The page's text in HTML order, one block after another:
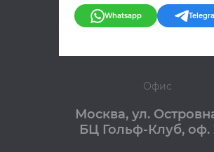
Whatsapp
Офис
Москва, ул.
БЦ Гольф-Клуб, оф.